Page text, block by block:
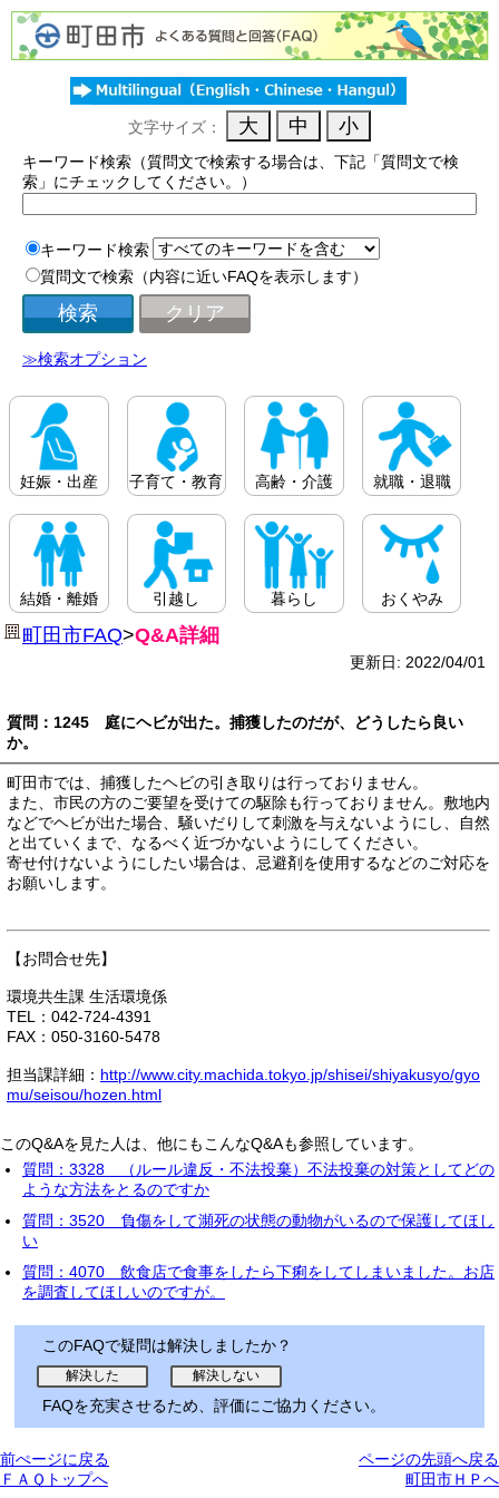
文字サイズ：
キーワード検索（質問文で検索する場合は、下記「質問文で検
索」にチェックしてください。）
キーワード検索
質問文で検索（内容に近いFAQを表示します）
≫検索オプション
妊娠・出産 子育て・教育 高齢・介護 就職・退職
結婚・離婚 引越し 暮らし おくやみ
町田市FAQ>Q&A詳細
更新日: 2022/04/01
質問：1245 庭にヘビが出た。捕獲したのだが、どうしたら良い
か。
町田市では、捕獲したヘビの引き取りは行っておりません。
また、市民の方のご要望を受けての駆除も行っておりません。敷地内
などでヘビが出た場合、騒いだりして刺激を与えないようにし、自然
と出ていくまで、なるべく近づかないようにしてください。
寄せ付けないようにしたい場合は、忌避剤を使用するなどのご対応を
お願いします。
【お問合せ先】
環境共生課 生活環境係
TEL：042-724-4391
FAX：050-3160-5478
担当課詳細： http://www.city.machida.tokyo.jp/shisei/shiyakusyo/gyo
mu/seisou/hozen.html
このQ&Aを見た人は、他にもこんなQ&Aも参照しています。
質問：3328 （ルール違反・不法投棄）不法投棄の対策としてどの
ような方法をとるのですか
質問：3520 負傷をして瀕死の状態の動物がいるので保護してほし
い
質問：4070 飲食店で食事をしたら下痢をしてしまいました。お店
を調査してほしいのですが。
このFAQで疑問は解決しましたか？
FAQを充実させるため、評価にご協力ください。
前ぺージに戻る
ページの先頭へ戻る
ＦＡＱトップへ
町田市ＨＰへ